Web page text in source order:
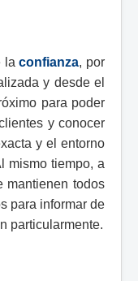
laconfianza, por
y desde el
para poder
y conocer
y el entorno
mismo tiempo, a
mantienen todos
para informar de
particularmente.